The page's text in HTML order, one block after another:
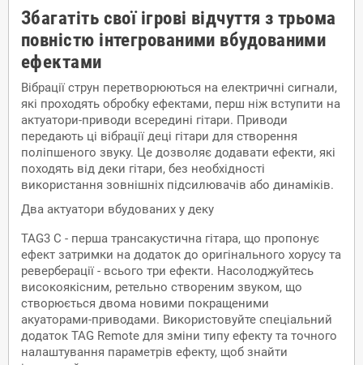
Збагатіть свої ігрові відчуття з трьома
повністю інтегрованими вбудованими
ефектами
Вібрації струн перетворюються на електричні сигнали,
які проходять обробку ефектами, перш ніж вступити на
актуатори-приводи всередині гітари. Приводи
передають ці вібрації деці гітари для створення
поліпшеного звуку. Це дозволяє додавати ефекти, які
походять від деки гітари, без необхідності
використання зовнішніх підсилювачів або динаміків.
Два актуатори вбудованих у деку
TAG3 C - перша трансакустична гітара, що пропонує
ефект затримки на додаток до оригінального хорусу та
реверберації - всього три ефекти. Насолоджуйтесь
високоякісним, ретельно створеним звуком, що
створюється двома новими покращеними
акуаторами-приводами. Використовуйте спеціальний
додаток TAG Remote для зміни типу ефекту та точного
налаштування параметрів ефекту, щоб знайти